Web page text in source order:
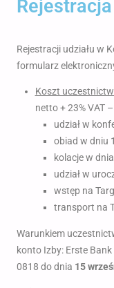
Rejestracja
Rejestracji udziału w
formularz
Koszt
netto + 23% VAT
udział w
obiad w dniu
kolacje w
udział w
wstęp na
transport na
Warunkiem
konto Izby: Erste
0818 do dnia 15